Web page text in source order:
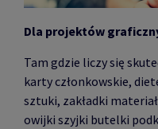
Dla projektów
Tam gdzie liczy się
karty członkowskie,
sztuki, zakładki
owijki szyjki butelki